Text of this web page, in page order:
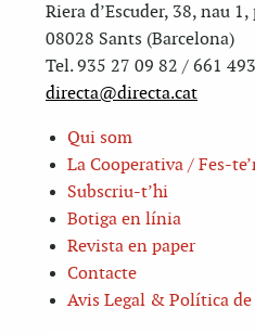
Riera d’Escuder, 38, nau
08028 Sants (Barcelona)
Tel. 935 27 09 82 / 661
directa@directa.cat
Qui som
La Cooperativa / Fes-
Subscriu-t’hi
Botiga en línia
Revista en paper
Contacte
Avis Legal & Política de